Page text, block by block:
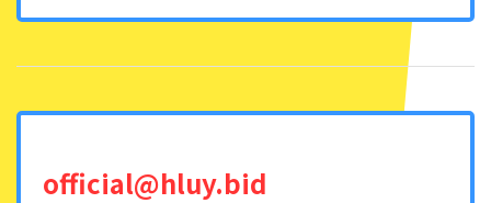
official@hluy.bid